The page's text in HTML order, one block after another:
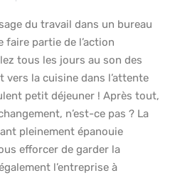
du travail dans un bureau
faire partie de l’action
tous les jours au son des
la cuisine dans l’attente
petit déjeuner ! Après tout,
n’est-ce pas ? La
pleinement épanouie
efforcer de garder la
l’entreprise à